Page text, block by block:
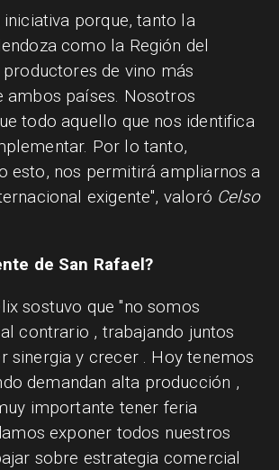
iniciativa porque, tanto la
como la Región del
de vino más
ambos países. Nosotros
todo aquello que nos identifica
Por lo tanto,
esto, nos permitirá ampliarnos a
exigente", valoró Celso
de San Rafael?
sostuvo que "no somos
contrario , trabajando juntos
sinergia y crecer . Hoy tenemos
demandan alta producción ,
importante tener feria
exponer todos nuestros
sobre estrategia comercial